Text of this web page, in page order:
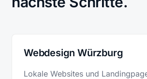
Webdesign Würzburg
Lokale Websites und